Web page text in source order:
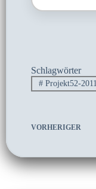
Schlagwörter
#Projekt52-2011
VORHERIGER